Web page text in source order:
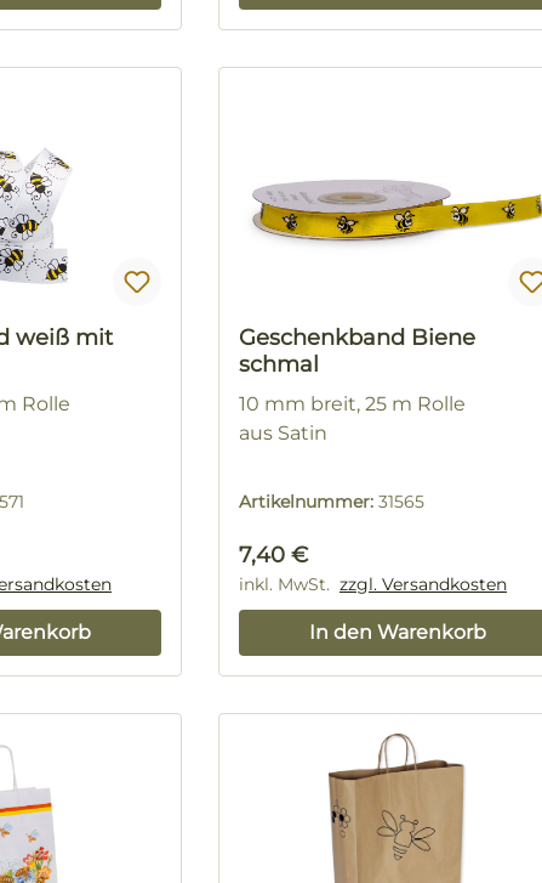
weiß mit
Rolle
Geschenkband Biene
schmal
10 mm breit, 25 m Rolle
aus Satin
Artikelnummer: 31565
Regulärer Preis:
7,40 €
inkl. MwSt. zzgl. Versandkosten
In den Warenkorb